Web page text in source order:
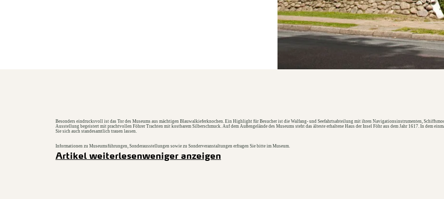
Besonders eindrucksvoll ist das Tor des Museums aus mächtigen Blauwalkieferknochen. Ein Highlight für Besucher ist die Walfang- und Seefahrtsabteilung mit ihren Navigationsinstrumenten,
Ausstellung begeistert mit prachtvollen Föhrer Trachten mit kostbarem Silberschmuck. Auf dem Außengelände des Museums steht das älteste erhaltene Haus der Insel Föhr aus dem Jahr 1617. In dem
Sie sich auch standesamtlich trauen lassen.
Informationen zu Museumsführungen, Sonderausstellungen sowie zu Sonderveranstaltungen erfragen Sie bitte im Museum.
Artikel weiterlesenweniger anzeigen